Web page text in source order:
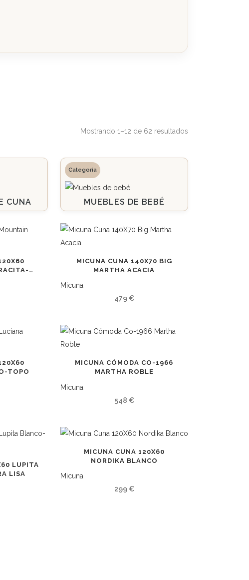
Mostrando 1–12 de 62 resultados
CUNA MUEBLES DE BEBÉ
MICUNA CUNA 140X70 BIG
MARTHA ACACIA
Micuna
479 €
TOPO
MICUNA CÓMODA CO-1966
MARTHA ROBLE
Micuna
548 €
LUPITA
LISA
MICUNA CUNA 120X60
NORDIKA BLANCO
Micuna
299 €